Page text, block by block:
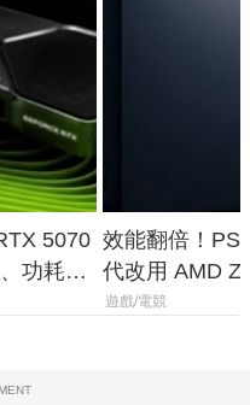
5070
功耗、
效能翻倍！
代改用 AMD
120fps 與全光
遊戲/電競